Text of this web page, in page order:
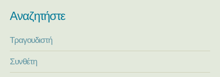
Αναζητήστε
Τραγουδιστή
Συνθέτη